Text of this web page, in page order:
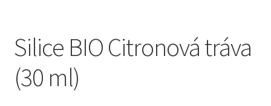
Silice BIO Citronová tráva
(30 ml)